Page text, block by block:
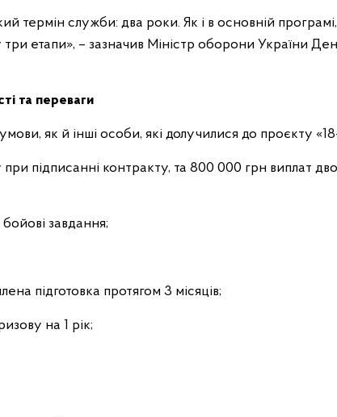
термін служби: два роки. Як і в основній програмі,
етапи», – зазначив Міністр оборони України
та переваги
як й інші особи, які долучилися до проєкту
підписанні контракту, та 800 000 грн виплат
завдання;
підготовка протягом 3 місяців;
на 1 рік;